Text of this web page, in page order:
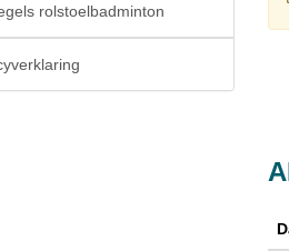
rolstoelbadminton